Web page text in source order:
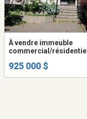
À vendre immeuble
commercial/résidentiel
925 000 $